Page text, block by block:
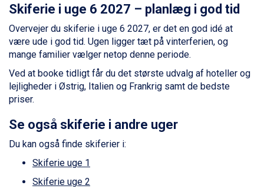
Ischgl fra DKK 7.095
Fieberbrunn fra DKK 6.145
St. Anton fra DKK 7.245
Zell am See fra DKK 4.095
Livigno fra DKK 4.145
Canazei fra DKK 4.745
Ponte di Legno fra DKK 4.745
Bad Gastein fra DKK 4.195
Alleghe fra DKK 5.595
Arabba fra DKK 7.045
Val Thorens fra DKK 5.395
Cervinia fra DKK 5.295
Skiferie i uge 6 2027 – planlæg i god tid
Overvejer du skiferie i uge 6 2027, er det en god idé at
være ude i god tid. Ugen ligger tæt på vinterferien, og
mange familier vælger netop denne periode.
Ved at booke tidligt får du det største udvalg af hoteller og
lejligheder i Østrig, Italien og Frankrig samt de bedste
priser.
Se også skiferie i andre uger
Du kan også finde skiferier i:
Skiferie uge 1
Skiferie uge 2